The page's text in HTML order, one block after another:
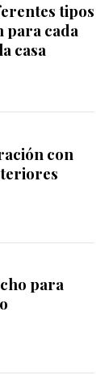
tipos
para cada
casa
con
para